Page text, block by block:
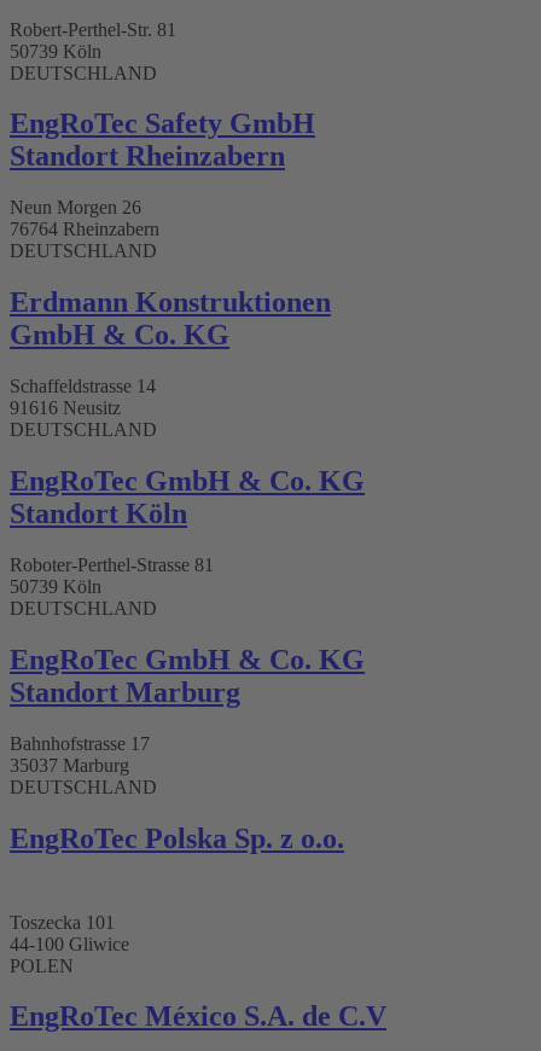
Robert-Perthel-Str. 81
50739 Köln
DEUTSCHLAND
EngRoTec Safety GmbH
Standort Rheinzabern
Neun Morgen 26
76764 Rheinzabern
DEUTSCHLAND
Erdmann Konstruktionen
GmbH & Co. KG
Schaffeldstrasse 14
91616 Neusitz
DEUTSCHLAND
EngRoTec GmbH & Co. KG
Standort Köln
Roboter-Perthel-Strasse 81
50739 Köln
DEUTSCHLAND
EngRoTec GmbH & Co. KG
Standort Marburg
Bahnhofstrasse 17
35037 Marburg
DEUTSCHLAND
EngRoTec Polska Sp. z o.o.
Toszecka 101
44-100 Gliwice
POLEN
EngRoTec México S.A. de C.V